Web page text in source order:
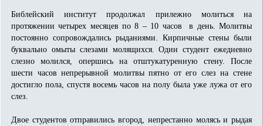
Библейский институт продолжал прилежно молиться на
протяжении четырех месяцев по 8 – 10 часов в день. Молитвы
постоянно сопровождались рыданиями. Кирпичные стены были
буквально омыты слезами молящихся. Один студент ежедневно
слезно молился, опершись на отштукатуренную стену. После
шести часов непрерывной молитвы пятно от его слез на стене
достигло пола, спустя восемь часов на полу была уже лужа от его
слез.
Двое студентов отправились вгород, непрестанно молясь и рыдая